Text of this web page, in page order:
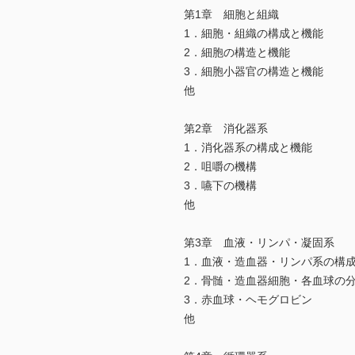
第1章 細胞と組織
1．細胞・組織の構成と機能
2．細胞の構造と機能
3．細胞小器官の構造と機能
他
第2章 消化器系
1．消化器系の構成と機能
2．咀嚼の機構
3．嚥下の機構
他
第3章 血液・リンパ・凝固系
1．血液・造血器・リンパ系の構
2．骨髄・造血器細胞・各血球の
3．赤血球・ヘモグロビン
他